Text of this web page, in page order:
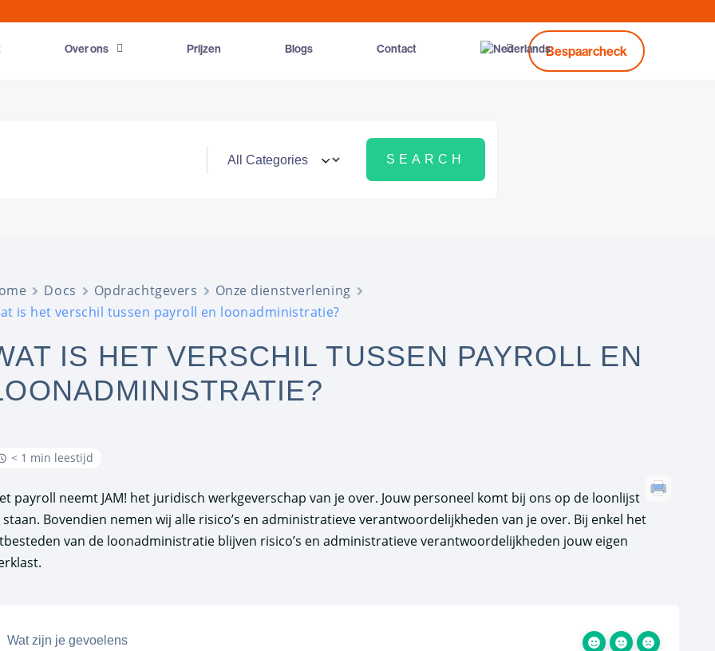
Over ons Prijzen Blogs Contact Bespaarcheck
Docs Opdrachtgevers
Onze dienstverlening
is het verschil tussen payroll en loonadministratie?
IS HET VERSCHIL TUSSEN PAYROLL EN
< 1 min leestijd
payroll neemt JAM! het juridisch werkgeverschap van je over. Jouw personeel komt bij ons op de loonlijst
staan. Bovendien nemen wij alle risico’s en administratieve verantwoordelijkheden van je over. Bij enkel het
van de loonadministratie blijven risico’s en administratieve verantwoordelijkheden jouw eigen
Wat zijn je gevoelens